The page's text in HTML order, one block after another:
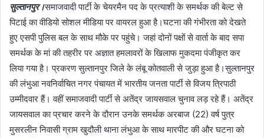
सुल्तानपुर।समाजवादी पार्टी के चेयरमैन पद के प्रत्याशी के समर्थक की बेल्ट से
पिटाई का वीडियो सोशल मीडिया पर वायरल हुआ है।घटना की गंभीरता को देखते
हुए एसपी पुलिस बल के साथ मौके पर पहुंचे। जहां दोनों पक्षों से वार्ता के बाद सपा
समर्थक के मां की तहरीर पर अज्ञात हमलावरों के खिलाफ मुकदमा पंजीकृत कर
लिया गया है। प्रकरण सुल्तानपुर जिले के लंबू कोतवाली से जुड़ा हुआ है।सुल्तानपुर
की लंभुआ नवनिर्वाचित नगर पंचायत में भारतीय जनता पार्टी से विजय त्रिपाठी
उम्मीदवार हैं। वहीं समाजवादी पार्टी से अतेंद्र जायसवाल चुनाव लड़ रहे हैं। अतेंद्र
जायसवाल का प्रचार करने के दौरान उनके समर्थक अरबाज (22) वर्ष पुत्र
मुसरलीन निवासी ग्राम खुदौली थाना लंभुआ के साथ मारपीट की और घटना को